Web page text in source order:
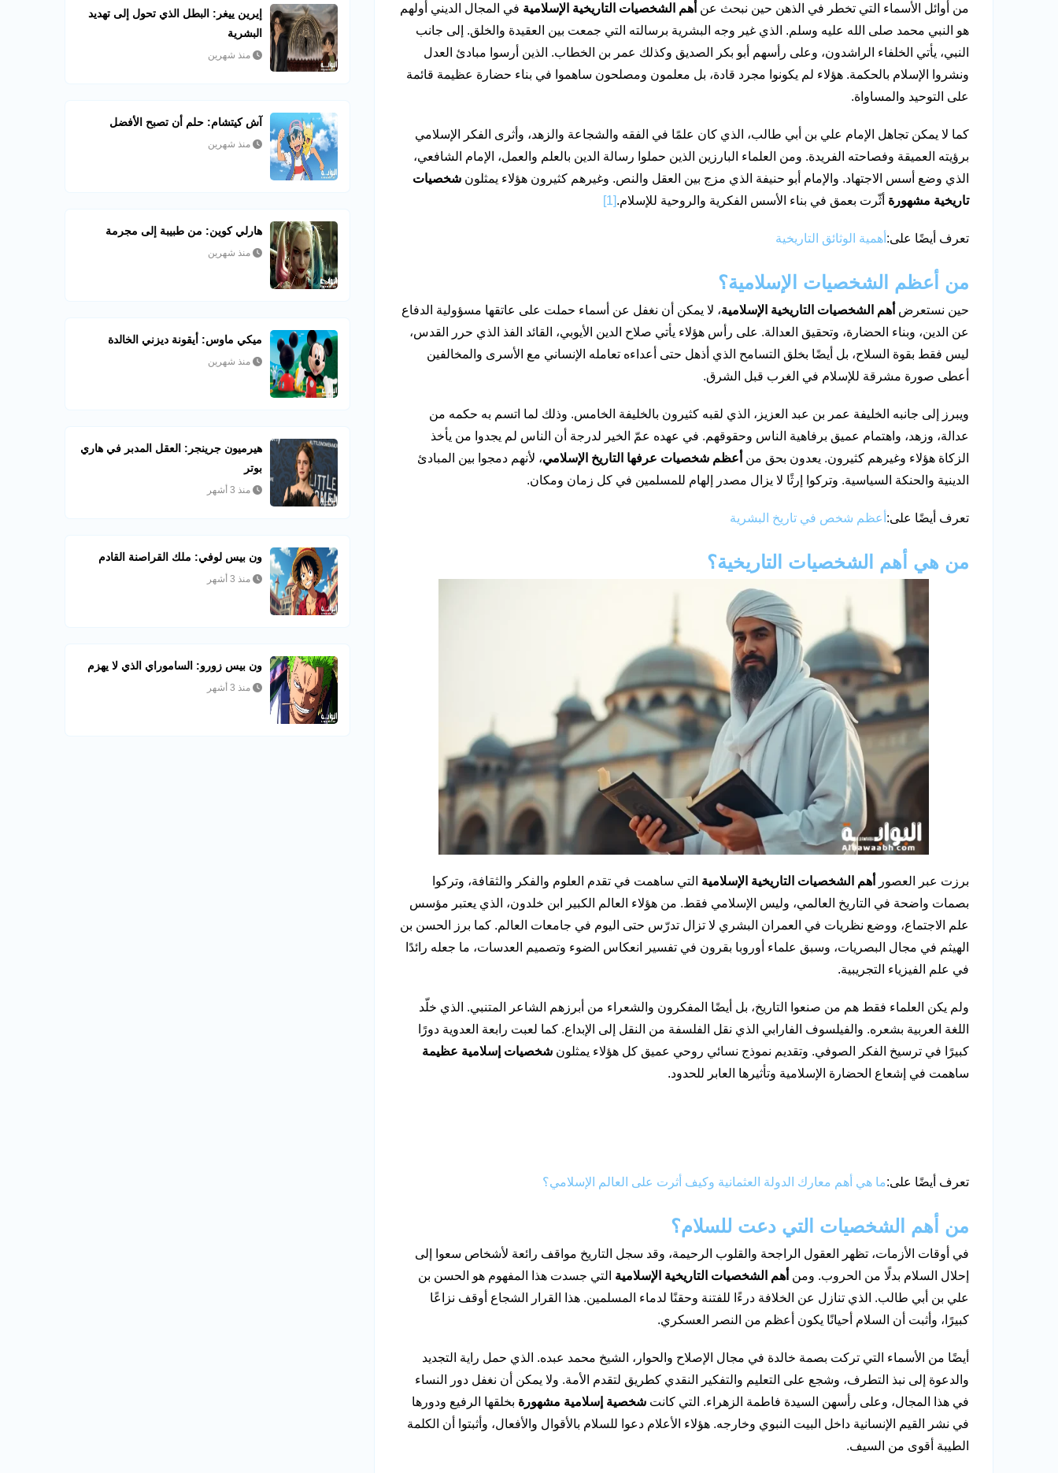
من أوائل الأسماء التي تخطر في الذهن حين نبحث عن أهم الشخصيات التاريخية الإسلامية في المجال الديني أولهم
هو النبي محمد صلى الله عليه وسلم. الذي غير وجه البشرية برسالته التي جمعت بين العقيدة والخلق. إلى جانب
النبي، يأتي الخلفاء الراشدون، وعلى رأسهم أبو بكر الصديق وكذلك عمر بن الخطاب. الذين أرسوا مبادئ العدل
ونشروا الإسلام بالحكمة. هؤلاء لم يكونوا مجرد قادة، بل معلمون ومصلحون ساهموا في بناء حضارة عظيمة قائمة
على التوحيد والمساواة.
كما لا يمكن تجاهل الإمام علي بن أبي طالب، الذي كان علمًا في الفقه والشجاعة والزهد، وأثرى الفكر الإسلامي
برؤيته العميقة وفصاحته الفريدة. ومن العلماء البارزين الذين حملوا رسالة الدين بالعلم والعمل، الإمام الشافعي،
الذي وضع أسس الاجتهاد. والإمام أبو حنيفة الذي مزج بين العقل والنص. وغيرهم كثيرون هؤلاء يمثلون شخصيات
تاريخية مشهورة أثّرت بعمق في بناء الأسس الفكرية والروحية للإسلام.[1]
تعرف أيضًا على: أهمية الوثائق التاريخية
من أعظم الشخصيات الإسلامية؟
حين نستعرض أهم الشخصيات التاريخية الإسلامية، لا يمكن أن نغفل عن أسماء حملت على عاتقها مسؤولية الدفاع
عن الدين، وبناء الحضارة، وتحقيق العدالة. على رأس هؤلاء يأتي صلاح الدين الأيوبي، القائد الفذ الذي حرر القدس،
ليس فقط بقوة السلاح، بل أيضًا بخلق التسامح الذي أذهل حتى أعداءه تعامله الإنساني مع الأسرى والمخالفين
أعطى صورة مشرقة للإسلام في الغرب قبل الشرق.
ويبرز إلى جانبه الخليفة عمر بن عبد العزيز، الذي لقبه كثيرون بالخليفة الخامس. وذلك لما اتسم به حكمه من
عدالة، وزهد، واهتمام عميق برفاهية الناس وحقوقهم. في عهده عمّ الخير لدرجة أن الناس لم يجدوا من يأخذ
الزكاة هؤلاء وغيرهم كثيرون. يعدون بحق من أعظم شخصيات عرفها التاريخ الإسلامي، لأنهم دمجوا بين المبادئ
الدينية والحنكة السياسية. وتركوا إرثًا لا يزال مصدر إلهام للمسلمين في كل زمان ومكان.
تعرف أيضًا على: أعظم شخص في تاريخ البشرية
من هي أهم الشخصيات التاريخية؟
برزت عبر العصور أهم الشخصيات التاريخية الإسلامية التي ساهمت في تقدم العلوم والفكر والثقافة، وتركوا
بصمات واضحة في التاريخ العالمي، وليس الإسلامي فقط. من هؤلاء العالم الكبير ابن خلدون، الذي يعتبر مؤسس
علم الاجتماع، ووضع نظريات في العمران البشري لا تزال تدرّس حتى اليوم في جامعات العالم. كما برز الحسن بن
الهيثم في مجال البصريات، وسبق علماء أوروبا بقرون في تفسير انعكاس الضوء وتصميم العدسات، ما جعله رائدًا
في علم الفيزياء التجريبية.
ولم يكن العلماء فقط هم من صنعوا التاريخ، بل أيضًا المفكرون والشعراء من أبرزهم الشاعر المتنبي. الذي خلّد
اللغة العربية بشعره. والفيلسوف الفارابي الذي نقل الفلسفة من النقل إلى الإبداع. كما لعبت رابعة العدوية دورًا
كبيرًا في ترسيخ الفكر الصوفي. وتقديم نموذج نسائي روحي عميق كل هؤلاء يمثلون شخصيات إسلامية عظيمة
ساهمت في إشعاع الحضارة الإسلامية وتأثيرها العابر للحدود.
تعرف أيضًا على:ما هي أهم معارك الدولة العثمانية وكيف أثرت على العالم الإسلامي؟
من أهم الشخصيات التي دعت للسلام؟
في أوقات الأزمات، تظهر العقول الراجحة والقلوب الرحيمة، وقد سجل التاريخ مواقف رائعة لأشخاص سعوا إلى
إحلال السلام بدلًا من الحروب. ومن أهم الشخصيات التاريخية الإسلامية التي جسدت هذا المفهوم هو الحسن بن
علي بن أبي طالب. الذي تنازل عن الخلافة درءًا للفتنة وحقنًا لدماء المسلمين. هذا القرار الشجاع أوقف نزاعًا
كبيرًا، وأثبت أن السلام أحيانًا يكون أعظم من النصر العسكري.
أيضًا من الأسماء التي تركت بصمة خالدة في مجال الإصلاح والحوار، الشيخ محمد عبده. الذي حمل راية التجديد
والدعوة إلى نبذ التطرف، وشجع على التعليم والتفكير النقدي كطريق لتقدم الأمة. ولا يمكن أن نغفل دور النساء
في هذا المجال، وعلى رأسهن السيدة فاطمة الزهراء. التي كانت شخصية إسلامية مشهورة بخلقها الرفيع ودورها
في نشر القيم الإنسانية داخل البيت النبوي وخارجه. هؤلاء الأعلام دعوا للسلام بالأقوال والأفعال، وأثبتوا أن الكلمة
الطيبة أقوى من السيف.
إيرين ييغر: البطل الذي تحول إلى تهديد
البشرية
منذ شهرين
آش كيتشام: حلم أن تصبح الأفضل
منذ شهرين
هارلي كوين: من طبيبة إلى مجرمة
منذ شهرين
ميكي ماوس: أيقونة ديزني الخالدة
منذ شهرين
هيرميون جرينجر: العقل المدبر في هاري
بوتر
منذ 3 أشهر
ون بيس لوفي: ملك القراصنة القادم
منذ 3 أشهر
ون بيس زورو: الساموراي الذي لا يهزم
منذ 3 أشهر